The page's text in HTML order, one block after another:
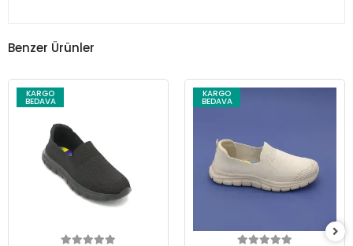
Benzer Ürünler
KARGO
BEDAVA
KARGO
BEDAVA